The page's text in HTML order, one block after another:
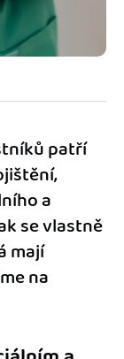
patří
a
se vlastně
mají
na